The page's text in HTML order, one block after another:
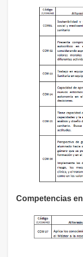
Competencias